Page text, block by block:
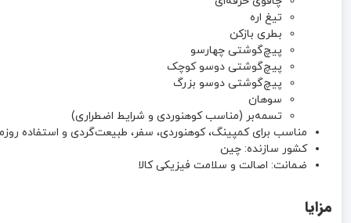
تیغ اره
بطری بازکن
پیچ‌گوشتی چهارسو
پیچ‌گوشتی دوسو کوچک
پیچ‌گوشتی دوسو بزرگ
سوهان
تسمه‌بر (مناسب کوهنوردی و شرایط اضطراری)
مناسب برای کمپینگ، کوهنوردی، سفر، طبیعت‌گردی و استفاده
کشور سازنده: چین
ضمانت: اصالت و سلامت فیزیکی کالا
مزایا